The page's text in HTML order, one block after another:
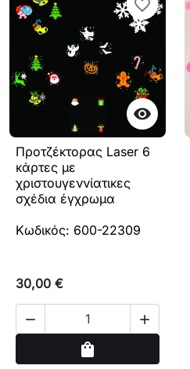

favorite_border
favorite_border
Προτζέκτορας Laser 6
κάρτες με
χριστουγεννίατικες
σχέδια έγχρωμα
Κωδικός: 600-22309
30,00 €
 
shopping_bag